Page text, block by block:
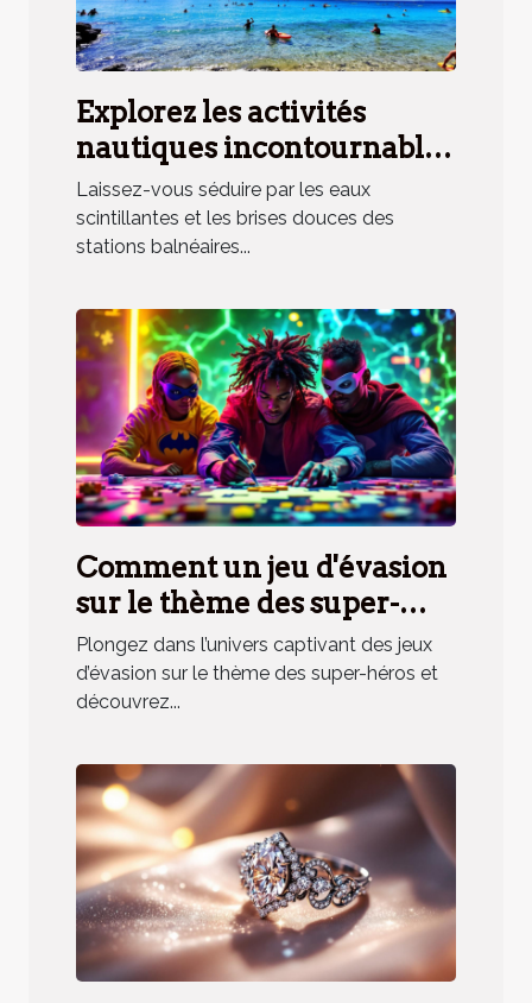
Explorez les activités
nautiques incontournables
en station balnéaire
méridionale
Laissez-vous séduire par les eaux
scintillantes et les brises douces des
stations balnéaires...
Comment un jeu d'évasion
sur le thème des super-
héros renforce la cohésion
d'équipe ?
Plongez dans l’univers captivant des jeux
d’évasion sur le thème des super-héros et
découvrez...